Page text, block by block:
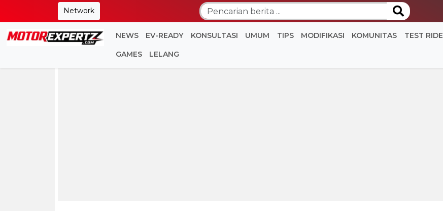
Network
NEWS EV-READY KONSULTASI UMUM TIPS MODIFIKASI KOMUNITAS TEST RIDE
GAMES LELANG